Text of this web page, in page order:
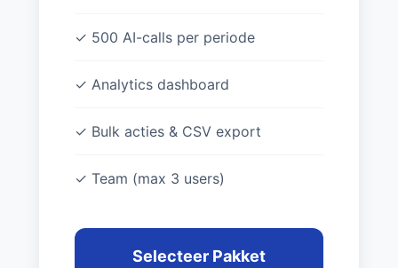
✓ 500 AI-calls per periode
✓ Analytics dashboard
✓ Bulk acties & CSV export
✓ Team (max 3 users)
Selecteer Pakket